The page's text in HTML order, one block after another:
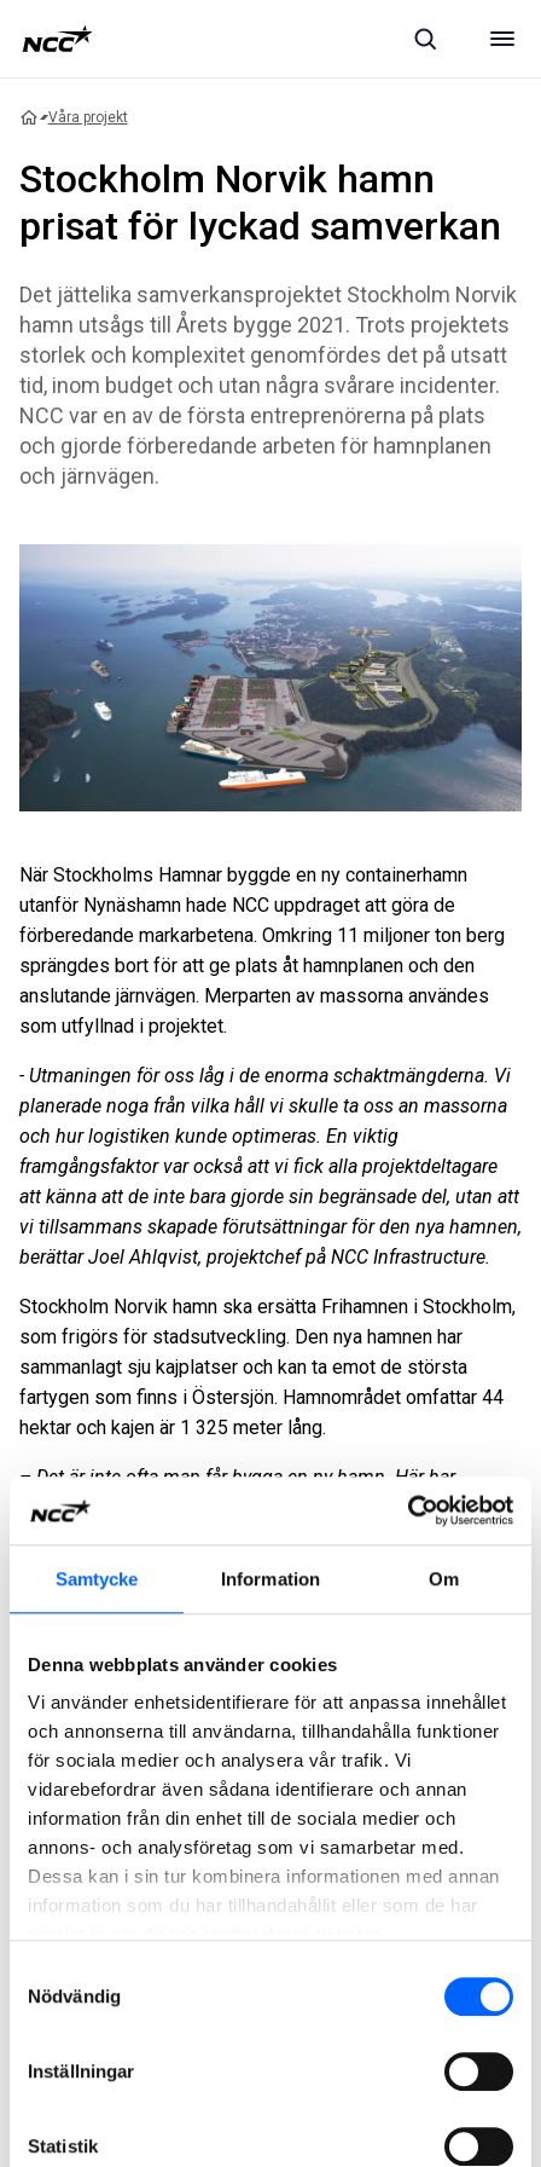
Samtycke Information Om
Denna webbplats använder cookies
Vi använder enhetsidentifierare för att anpassa innehållet
och annonserna till användarna, tillhandahålla funktioner
för sociala medier och analysera vår trafik. Vi
vidarebefordrar även sådana identifierare och annan
information från din enhet till de sociala medier och
annons- och analysföretag som vi samarbetar med.
Dessa kan i sin tur kombinera informationen med annan
information som du har tillhandahållit eller som de har
Nödvändig
Inställningar
Statistik
Våra projekt
Stockholm Norvik hamn
prisat för lyckad samverkan
Det jättelika samverkansprojektet Stockholm Norvik
hamn utsågs till Årets bygge 2021. Trots projektets
storlek och komplexitet genomfördes det på utsatt
tid, inom budget och utan några svårare incidenter.
NCC var en av de första entreprenörerna på plats
och gjorde förberedande arbeten för hamnplanen
och järnvägen.
När Stockholms Hamnar byggde en ny containerhamn
utanför Nynäshamn hade NCC uppdraget att göra de
förberedande markarbetena. Omkring 11 miljoner ton berg
sprängdes bort för att ge plats åt hamnplanen och den
anslutande järnvägen. Merparten av massorna användes
som utfyllnad i projektet.
- Utmaningen för oss låg i de enorma schaktmängderna. Vi
planerade noga från vilka håll vi skulle ta oss an massorna
och hur logistiken kunde optimeras. En viktig
framgångsfaktor var också att vi fick alla projektdeltagare
att känna att de inte bara gjorde sin begränsade del, utan att
vi tillsammans skapade förutsättningar för den nya hamnen,
berättar Joel Ahlqvist, projektchef på NCC Infrastructure.
Stockholm Norvik hamn ska ersätta Frihamnen i Stockholm,
som frigörs för stadsutveckling. Den nya hamnen har
sammanlagt sju kajplatser och kan ta emot de största
fartygen som finns i Östersjön. Hamnområdet omfattar 44
hektar och kajen är 1 325 meter lång.
– Det är inte ofta man får bygga en ny hamn. Här har
byggsektorns alla discipliner varit inblandade.
arbetat med väldigt duktiga entreprenörer, säger Karl
Lagerlöf, chef för den operativa verksamheten på
Lyckat samarbete gav
prestigefyllt pris
Sammanlagt ett 40-tal entreprenörer var inblandade i
projektet, som prisades som Årets bygge 2021. Tävlingen
är samhällsbyggnadssektorns mest prestigefyllda pris och
arrangeras av tidningen Byggindustrin. De nominerade
bidragen bedöms utifrån fem kriterier; arbetsmiljö,
Trots det stora antalet entreprenörer fungerade samarbetet
övergripande uppgiften, så att tidsplan och budget kunde
nycklar till framgång, enligt Joel Ahlqvist: